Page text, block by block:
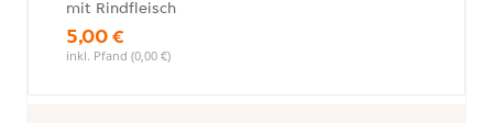
mit Rindfleisch
5,00 €
inkl. Pfand (0,00 €)